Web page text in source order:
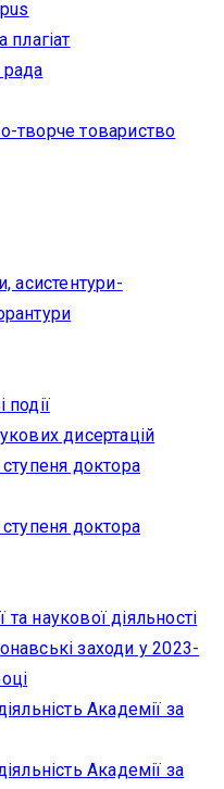
плагіат
творче товариство
асистентури-
події
дисертацій
доктора
доктора
наукової діяльності
заходи у 2023-
Академії за
Академії за